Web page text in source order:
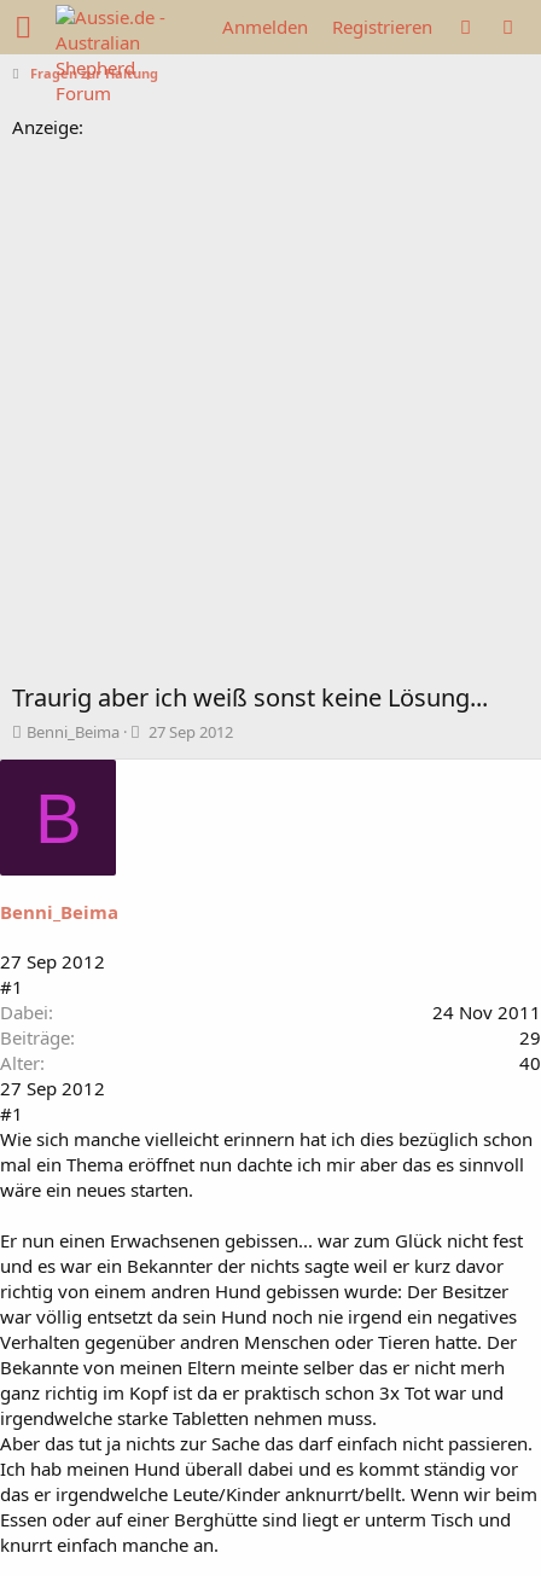
Anmelden Registrieren
Fragen zur Haltung
Anzeige:
Traurig aber ich weiß sonst keine Lösung...
T
m
t
r
e
Benni_Beima
B
27 Sep 2012
B
Benni_Beima
27 Sep 2012
#1
Dabei
24 Nov 2011
Beiträge
29
Alter
40
27 Sep 2012
#1
Wie sich manche vielleicht erinnern hat ich dies bezüglich schon
mal ein Thema eröffnet nun dachte ich mir aber das es sinnvoll
wäre ein neues starten.
Er nun einen Erwachsenen gebissen... war zum Glück nicht fest
und es war ein Bekannter der nichts sagte weil er kurz davor
richtig von einem andren Hund gebissen wurde: Der Besitzer
war völlig entsetzt da sein Hund noch nie irgend ein negatives
Verhalten gegenüber andren Menschen oder Tieren hatte. Der
Bekannte von meinen Eltern meinte selber das er nicht merh
ganz richtig im Kopf ist da er praktisch schon 3x Tot war und
irgendwelche starke Tabletten nehmen muss.
Aber das tut ja nichts zur Sache das darf einfach nicht passieren.
Ich hab meinen Hund überall dabei und es kommt ständig vor
das er irgendwelche Leute/Kinder anknurrt/bellt. Wenn wir beim
Essen oder auf einer Berghütte sind liegt er unterm Tisch und
knurrt einfach manche an.